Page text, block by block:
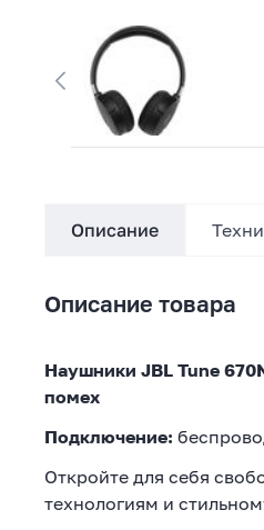
Описание
Описание товара
Наушники JBL Tune
помех
Подключение:
Откройте для себя
технологиям и